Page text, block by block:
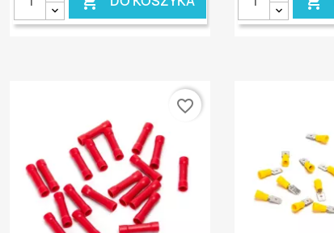
favorite_border